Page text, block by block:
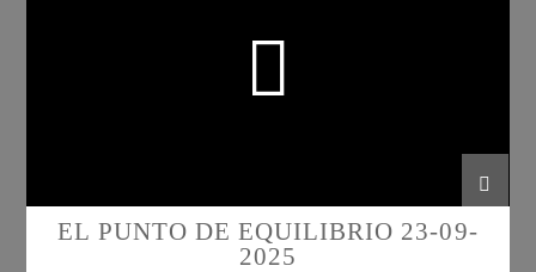
EL PUNTO DE EQUILIBRIO 23-09-
2025